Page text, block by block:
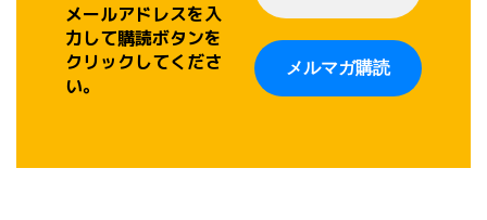
メールアドレスを入
力して購読ボタンを
クリックしてくださ
い。